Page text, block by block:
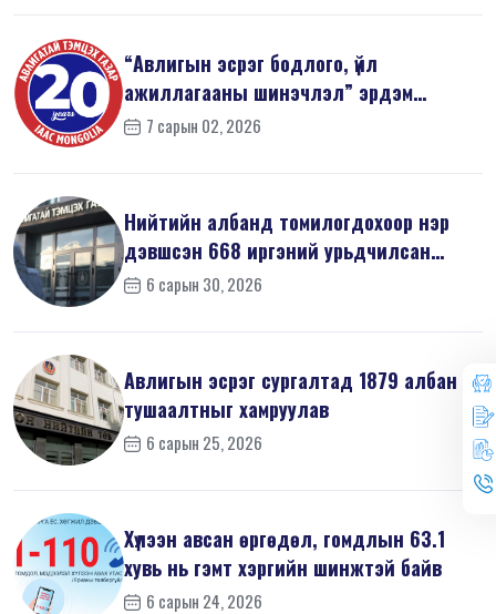
“Авлигын эсрэг бодлого, үйл
ажиллагааны шинэчлэл” эрдэм
шинжилгээний б...
7 сарын 02, 2026
Нийтийн албанд томилогдохоор нэр
дэвшсэн 668 иргэний урьдчилсан
мэдүүл...
6 сарын 30, 2026
Авлигын эсрэг сургалтад 1879 албан
тушаалтныг хамруулав
6 сарын 25, 2026
Хүлээн авсан өргөдөл, гомдлын 63.1
хувь нь гэмт хэргийн шинжтэй байв
6 сарын 24, 2026